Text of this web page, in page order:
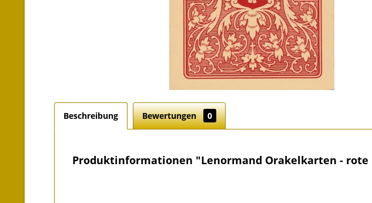
Beschreibung Bewertungen 0
Produktinformationen "Lenormand Orakelkarten - rote